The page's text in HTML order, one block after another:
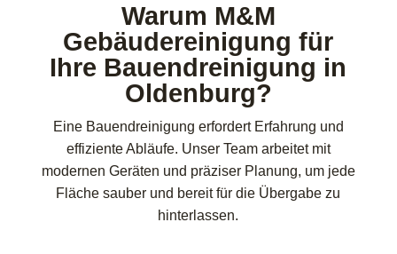
Warum M&M
Gebäudereinigung für
Ihre Bauendreinigung in
Oldenburg?
Eine Bauendreinigung erfordert Erfahrung und
effiziente Abläufe. Unser Team arbeitet mit
modernen Geräten und präziser Planung, um jede
Fläche sauber und bereit für die Übergabe zu
hinterlassen.